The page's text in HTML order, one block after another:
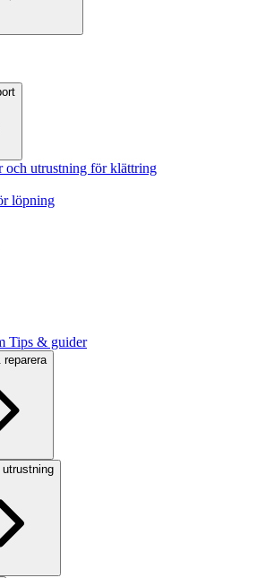
och utrustning för klättring
löpning
Tips & guider
reparera